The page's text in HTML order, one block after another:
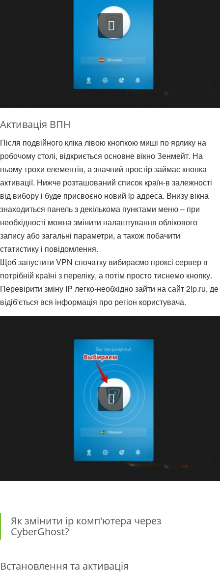
Активація ВПН
Після подвійного кліка лівою кнопкою миші по ярлику на
робочому столі, відкриється основне вікно Зенмейт. На
ньому трохи елементів, а значний простір займає кнопка
активації. Нижче розташований список країн-в залежності
від вибору і буде присвоєно новий ip адреса. Внизу вікна
знаходиться панель з декількома пунктами меню – при
необхідності можна змінити налаштування облікового
запису або загальні параметри, а також побачити
статистику і повідомлення.
Щоб запустити VPN спочатку вибираємо проксі сервер в
потрібній країні з переліку, а потім просто тиснемо кнопку.
Перевірити зміну IP легко-необхідно зайти на сайт 2ip.ru, де
відіб'ється вся інформація про регіон користувача.
Як змінити ip комп'ютера через
CyberGhost?
Встановлення та активація